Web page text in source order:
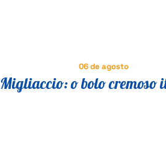
06 de agosto
Migliaccio: o bolo cremoso